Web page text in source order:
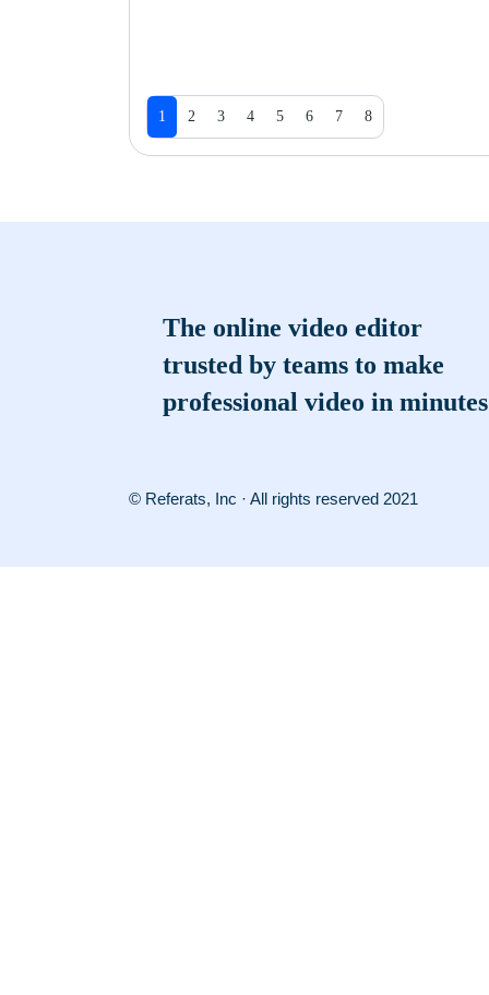
1 2 3 4 5 6 7 8
The online video editor
trusted by teams to make
professional video in minutes
© Referats, Inc · All rights reserved 2021